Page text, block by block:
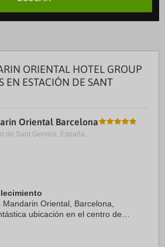
ORIENTAL HOTEL GROUP
EN ESTACIÓN DE SANT
Oriental Barcelona
de Sant Gervasi, España.
Oriental, Barcelona,
ubicación en el centro de
Además, este ...